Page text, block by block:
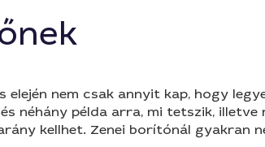
nem csak annyit kap, hogy
néhány példa arra, mi tetszik,
kellhet. Zenei borítónál gyakran